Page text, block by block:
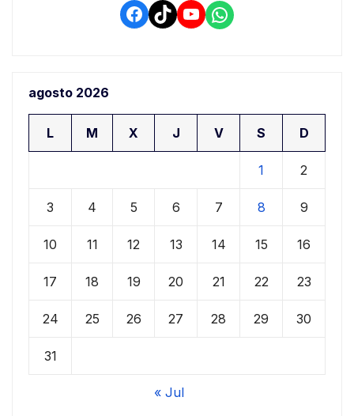
Facebook
TikTokYouTube
WhatsApp
agosto 2026
L M X J V S D
1 2
3 4 5 6 7 8 9
10 11 12 13 14 15 16
17 18 19 20 21 22 23
24 25 26 27 28 29 30
31
« Jul